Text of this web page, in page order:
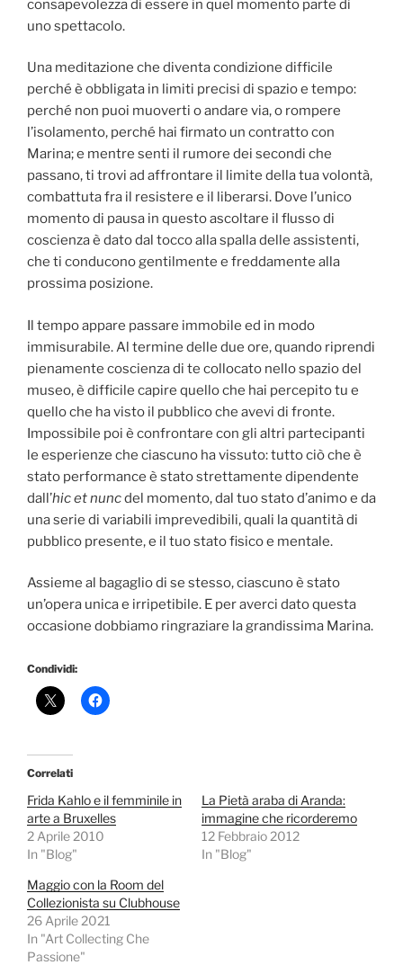
consapevolezza di essere in quel momento parte di
uno spettacolo.
Una meditazione che diventa condizione difficile
perché è obbligata in limiti precisi di spazio e tempo:
perché non puoi muoverti o andare via, o rompere
l’isolamento, perché hai firmato un contratto con
Marina; e mentre senti il rumore dei secondi che
passano, ti trovi ad affrontare il limite della tua volontà,
combattuta fra il resistere e il liberarsi. Dove l’unico
momento di pausa in questo ascoltare il flusso di
coscienza è dato dal tocco alla spalla delle assistenti,
che ti conducono gentilmente e freddamente alla
prossima posizione.
Il tempo appare passare immobile ed in modo
immisurabile. Al termine delle due ore, quando riprendi
pienamente coscienza di te collocato nello spazio del
museo, è difficile capire quello che hai percepito tu e
quello che ha visto il pubblico che avevi di fronte.
Impossibile poi è confrontare con gli altri partecipanti
le esperienze che ciascuno ha vissuto: tutto ciò che è
stato performance è stato strettamente dipendente
dall’hic et nuncdel momento, dal tuo stato d’animo e da
una serie di variabili imprevedibili, quali la quantità di
pubblico presente, e il tuo stato fisico e mentale.
Assieme al bagaglio di se stesso, ciascuno è stato
un’opera unica e irripetibile. E per averci dato questa
occasione dobbiamo ringraziare la grandissima Marina.
Condividi:
Correlati
Frida Kahlo e il femminile in
arte a Bruxelles
2 Aprile 2010
In "Blog"
La Pietà araba di Aranda:
immagine che ricorderemo
12 Febbraio 2012
In "Blog"
Maggio con la Room del
Collezionista su Clubhouse
26 Aprile 2021
In "Art Collecting Che
Passione"